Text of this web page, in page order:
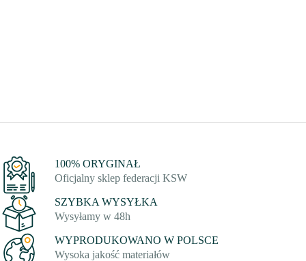
100% ORYGINAŁ
Oficjalny sklep federacji KSW
SZYBKA WYSYŁKA
Wysyłamy w 48h
WYPRODUKOWANO W POLSCE
Wysoka jakość materiałów